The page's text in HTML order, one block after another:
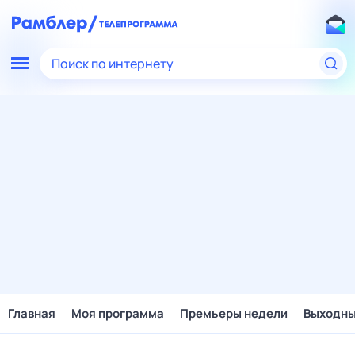
Поиск по интернету
Главная Моя программа Премьеры недели